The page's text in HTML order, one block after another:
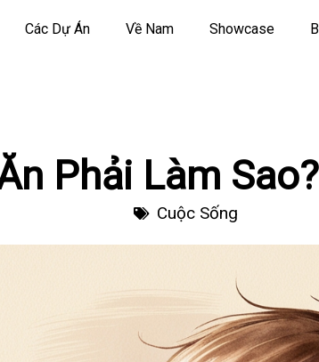
Các Dự Án Về Nam Showcase
Phải Làm
Cuộc Sống